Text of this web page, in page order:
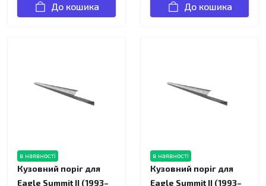
До кошика До кошика
в наявності
Кузовний поріг для
Eagle Summit II (1993–
в наявності
Кузовний поріг для
Eagle Summit II (1993–